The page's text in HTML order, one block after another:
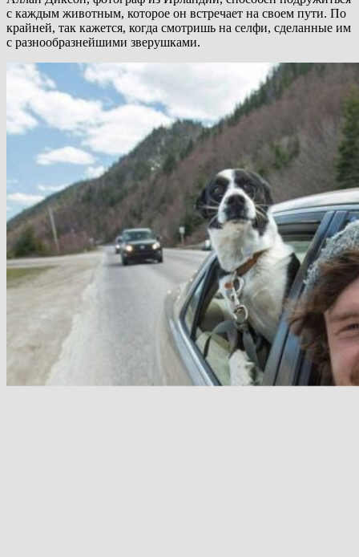
с каждым животным, которое он встречает на своем пути. По
крайней, так кажется, когда смотришь на селфи, сделанные им
с разнообразнейшими зверушками.